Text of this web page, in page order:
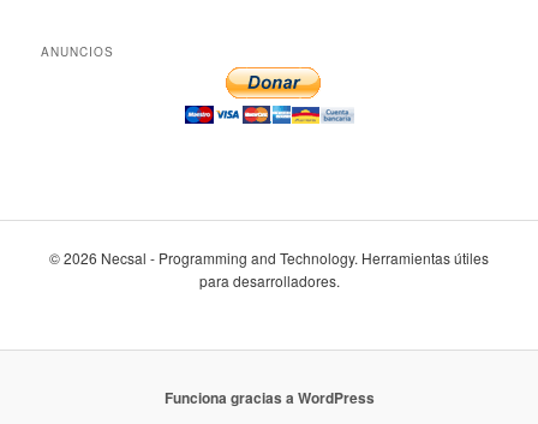
ANUNCIOS
© 2026 Necsal - Programming and Technology. Herramientas útiles
para desarrolladores.
Funciona gracias a WordPress